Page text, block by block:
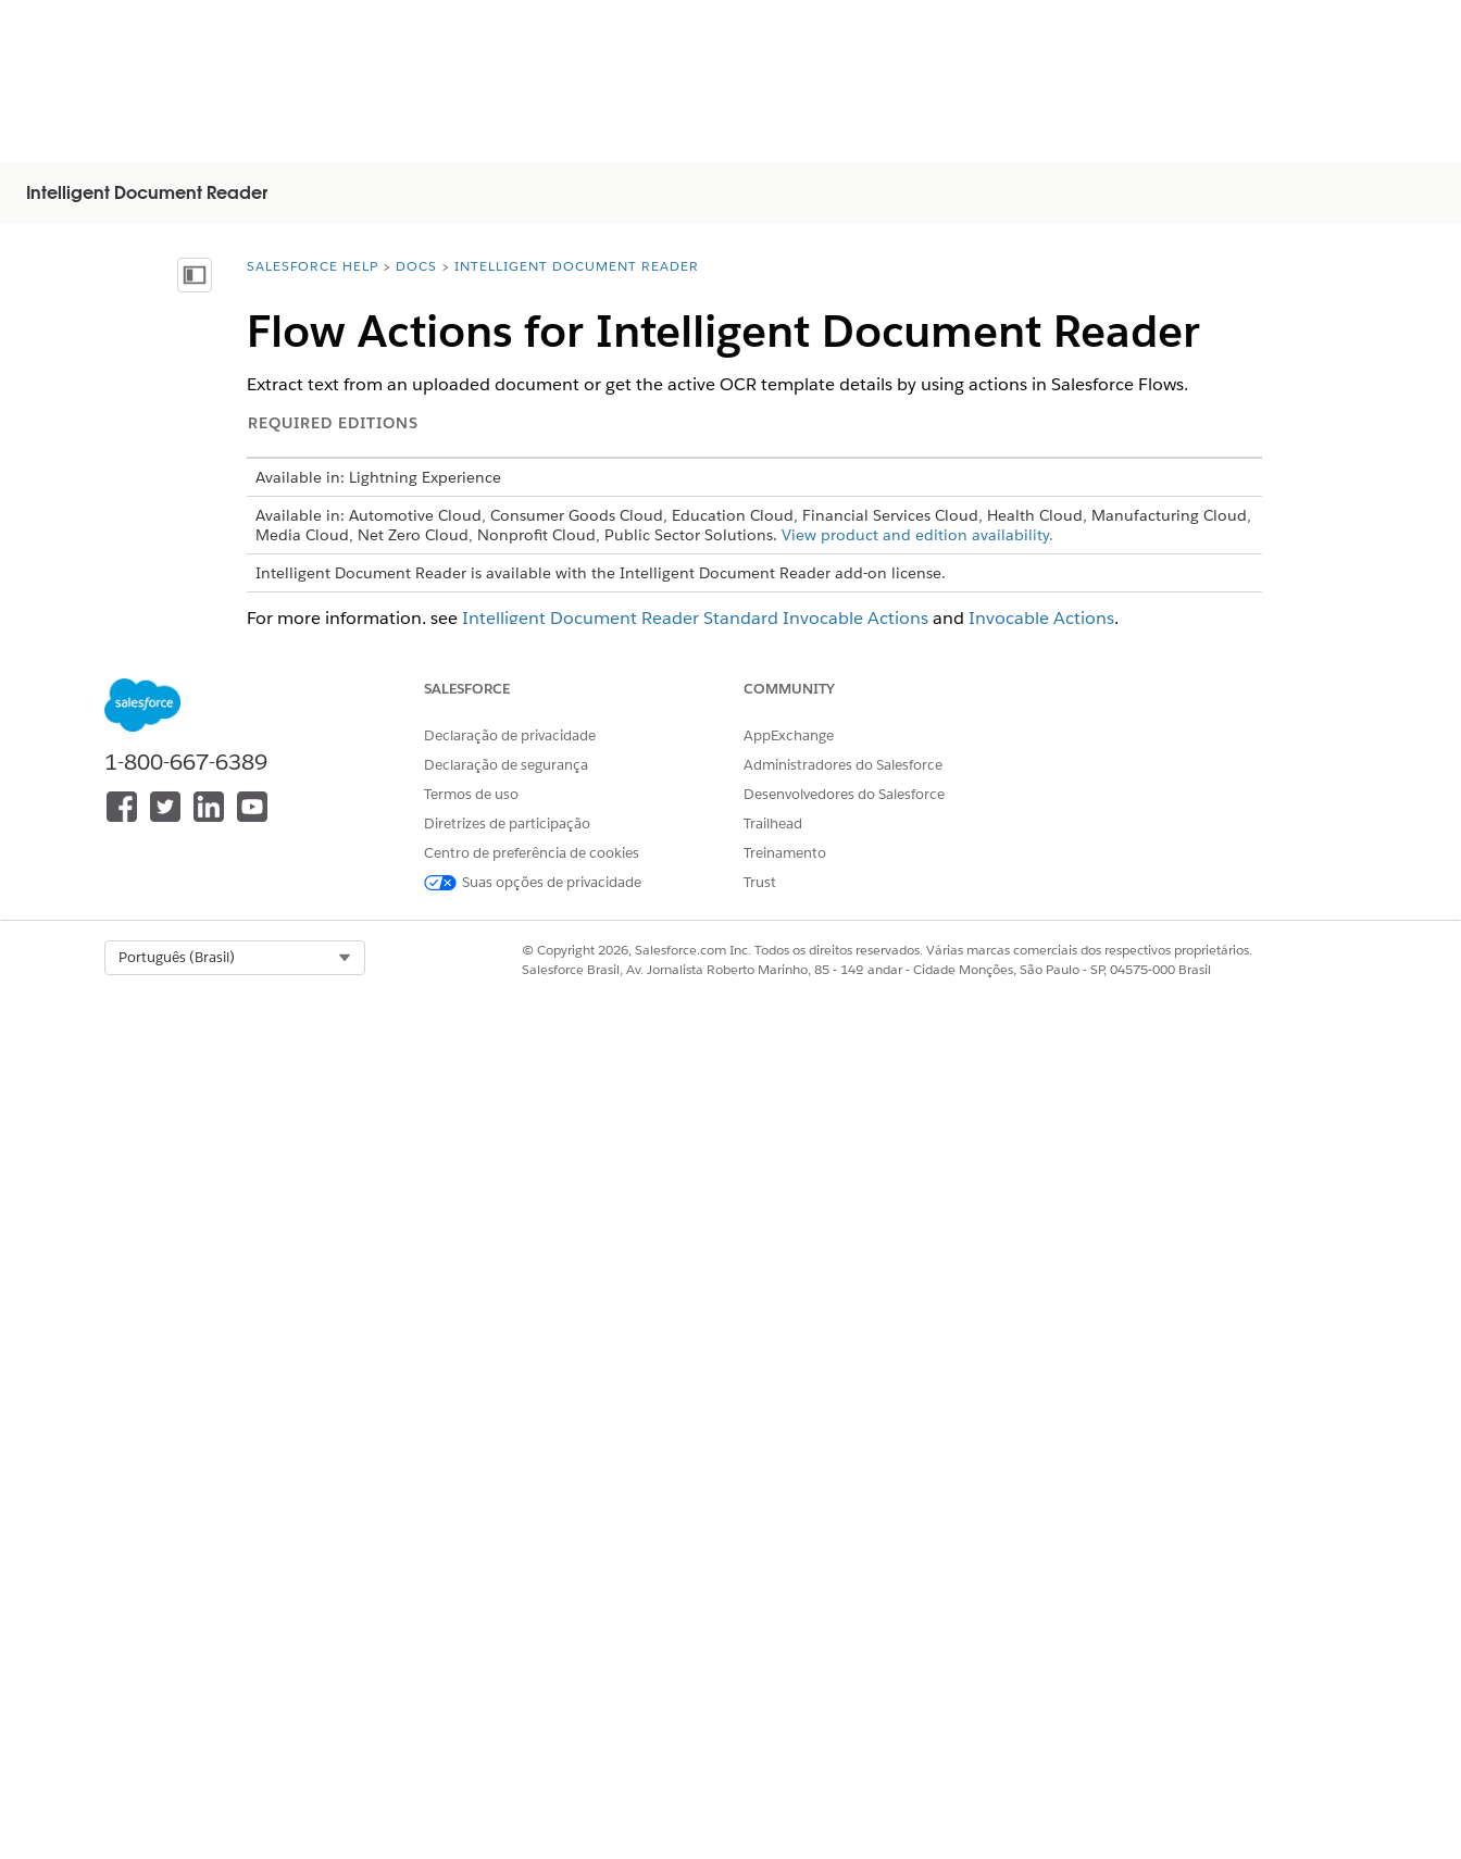
Intelligent Document Reader
Mostrar índiceYou are here:
SALESFORCE HELP DOCS INTELLIGENT DOCUMENT READER
Flow Actions for Intelligent Document Reader
Extract text from an uploaded document or get the active OCR template details by using actions in Salesforce Flows.
REQUIRED EDITIONS
Available in: Lightning Experience
Available in: Automotive Cloud, Consumer Goods Cloud, Education Cloud, Financial Services Cloud, Health Cloud, Manufacturing Cloud,
Media Cloud, Net Zero Cloud, Nonprofit Cloud, Public Sector Solutions. View product and edition availability.
Intelligent Document Reader is available with the Intelligent Document Reader add-on license.
For more information, seeIntelligent Document Reader Standard Invocable Actionsand Invocable Actions.
Diga-nos para podermos melhorar!
1-800-667-6389
SALESFORCE
Declaração de privacidade
Declaração de segurança
Termos de uso
Diretrizes de participação
Centro de preferência de cookies
Suas opções de privacidade
COMMUNITY
AppExchange
Administradores do Salesforce
Desenvolvedores do Salesforce
Trailhead
Treinamento
Trust
Português (Brasil)
© Copyright 2026, Salesforce.com Inc. Todos os direitos reservados. Várias marcas comerciais dos respectivos proprietários.
Salesforce Brasil, Av. Jornalista Roberto Marinho, 85 - 14º andar - Cidade Monções, São Paulo - SP, 04575-000 Brasil